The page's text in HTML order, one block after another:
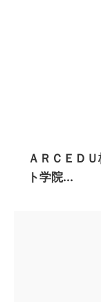
ＡＲＣＥＤ
ト学院...